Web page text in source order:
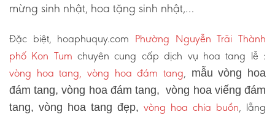
mừng sinh nhật, hoa tặng sinh nhật,…
Đặc biệt, hoaphuquy.com Phường Nguyễn Trãi Thành
phố Kon Tum chuyên cung cấp dịch vụ hoa tang lễ :
vòng hoa tang, vòng hoa đám tang, mẫu vòng hoa
đám tang, vòng hoa đám tang, vòng hoa viếng đám
tang, vòng hoa tang đẹp, vòng hoa chia buồn, lẵng